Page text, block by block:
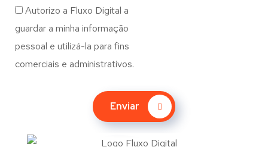
Autorizo a Fluxo Digital a
guardar a minha informação
pessoal e utilizá-la para fins
comerciais e administrativos.
Enviar